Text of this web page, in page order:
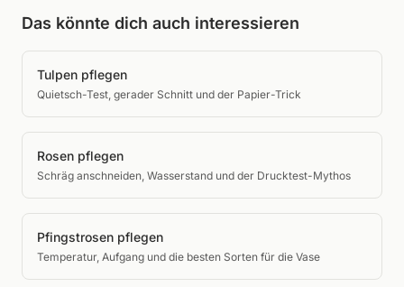
Das könnte dich auch interessieren
Tulpen pflegen
Quietsch-Test, gerader Schnitt und der Papier-Trick
Rosen pflegen
Schräg anschneiden, Wasserstand und der Drucktest-Mythos
Pfingstrosen pflegen
Temperatur, Aufgang und die besten Sorten für die Vase